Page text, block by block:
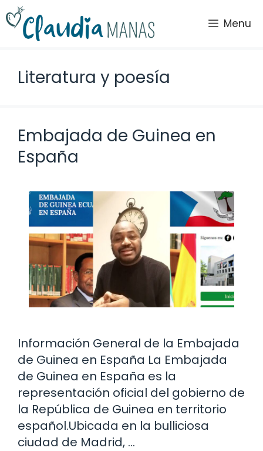
Saltar
al
contenido
Menu
Literatura y poesía
Embajada de Guinea en
España
Información General de la Embajada
de Guinea en España La Embajada
de Guinea en España es la
representación oficial del gobierno de
la República de Guinea en territorio
español.Ubicada en la bulliciosa
ciudad de Madrid, …